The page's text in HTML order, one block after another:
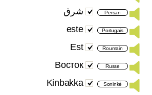
Persan شرق
Portugais
este
Roumain
Est
Russe
Bосток
Soninké
Kinbakka